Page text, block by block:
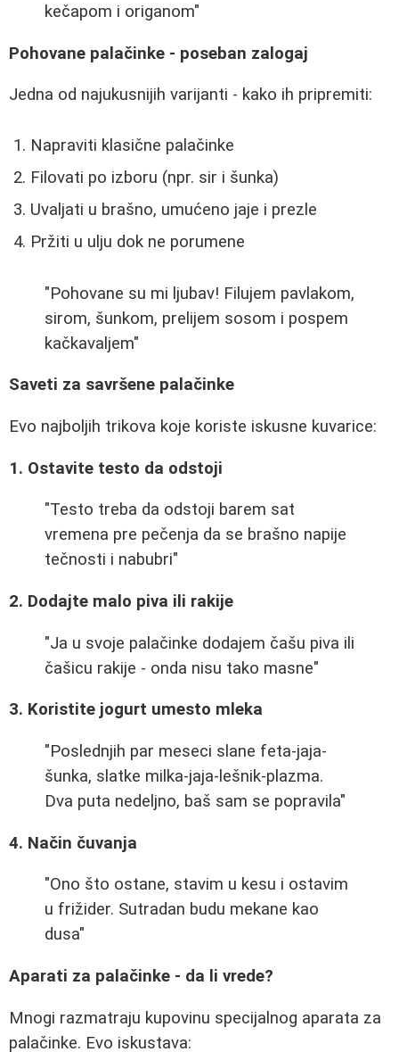
kečapom i origanom"
Pohovane palačinke - poseban zalogaj
Jedna od najukusnijih varijanti - kako ih pripremiti:
Napraviti klasične palačinke
Filovati po izboru (npr. sir i šunka)
Uvaljati u brašno, umućeno jaje i prezle
Pržiti u ulju dok ne porumene
"Pohovane su mi ljubav! Filujem pavlakom,
sirom, šunkom, prelijem sosom i pospem
kačkavaljem"
Saveti za savršene palačinke
Evo najboljih trikova koje koriste iskusne kuvarice:
1. Ostavite testo da odstoji
"Testo treba da odstoji barem sat
vremena pre pečenja da se brašno napije
tečnosti i nabubri"
2. Dodajte malo piva ili rakije
"Ja u svoje palačinke dodajem čašu piva ili
čašicu rakije - onda nisu tako masne"
3. Koristite jogurt umesto mleka
"Poslednjih par meseci slane feta-jaja-
šunka, slatke milka-jaja-lešnik-plazma.
Dva puta nedeljno, baš sam se popravila"
4. Način čuvanja
"Ono što ostane, stavim u kesu i ostavim
u frižider. Sutradan budu mekane kao
dusa"
Aparati za palačinke - da li vrede?
Mnogi razmatraju kupovinu specijalnog aparata za
palačinke. Evo iskustava: